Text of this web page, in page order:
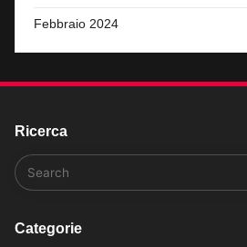
Febbraio 2024
Ricerca
Categorie